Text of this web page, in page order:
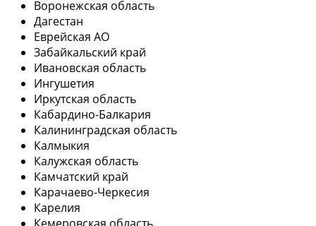
Воронежская область
Дагестан
Еврейская АО
Забайкальский край
Ивановская область
Ингушетия
Иркутская область
Кабардино-Балкария
Калининградская область
Калмыкия
Калужская область
Камчатский край
Карачаево-Черкесия
Карелия